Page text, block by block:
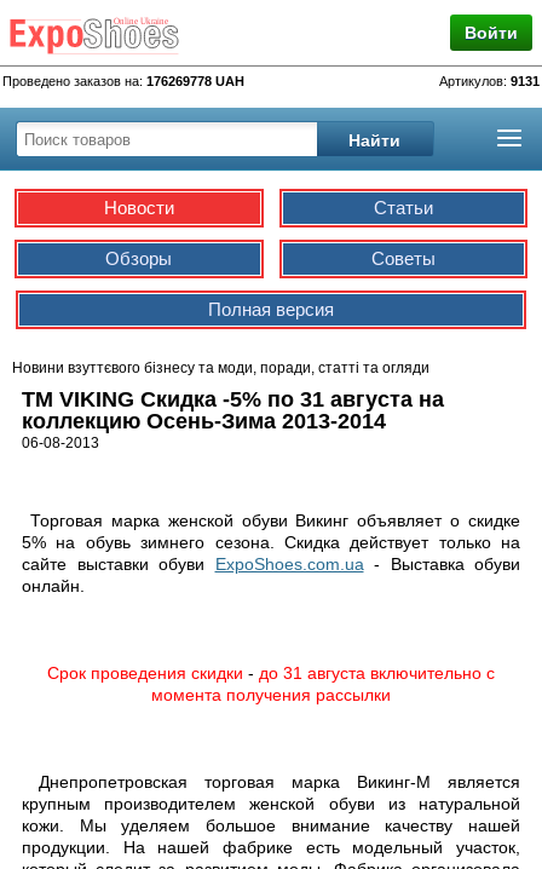
Войти
Проведено заказов на: 176269778 UAH Артикулов: 9131
Новости Статьи
Обзоры Советы
Полная версия
Новини взуттєвого бізнесу та моди, поради, статті та огляди
TM VIKING Скидка -5% по 31 августа на
коллекцию Осень-Зима 2013-2014
06-08-2013
Торговая марка женской обуви Викинг объявляет о скидке
5% на обувь зимнего сезона. Скидка действует только на
сайте выставки обуви ExpoShoes.com.ua - Выставка обуви
онлайн.
Срок проведения скидки - до 31 августа включительно с
момента получения рассылки
Днепропетровская торговая марка Викинг-М является
крупным производителем женской обуви из натуральной
кожи. Мы уделяем большое внимание качеству нашей
продукции. На нашей фабрике есть модельный участок,